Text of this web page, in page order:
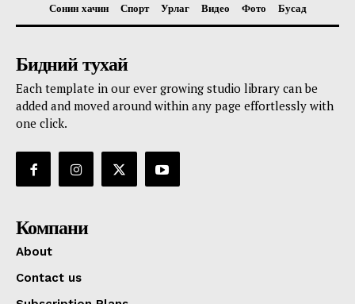
Сонин хачин
Спорт Урлаг Видео Фото Бусад
Бидний тухай
Each template in our ever growing studio library can be
added and moved around within any page effortlessly with
one click.
Компани
About
Contact us